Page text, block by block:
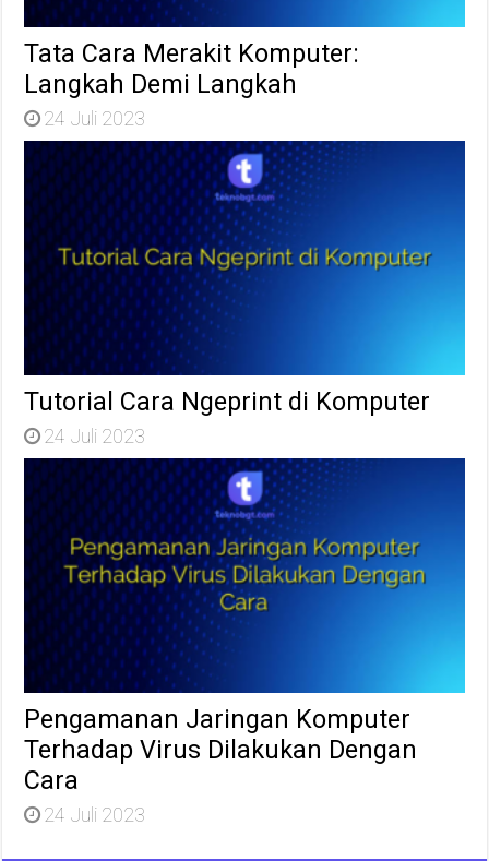
Tata Cara Merakit Komputer:
Langkah Demi Langkah
24 Juli 2023
Tutorial Cara Ngeprint di Komputer
24 Juli 2023
Pengamanan Jaringan Komputer
Terhadap Virus Dilakukan Dengan
Cara
24 Juli 2023